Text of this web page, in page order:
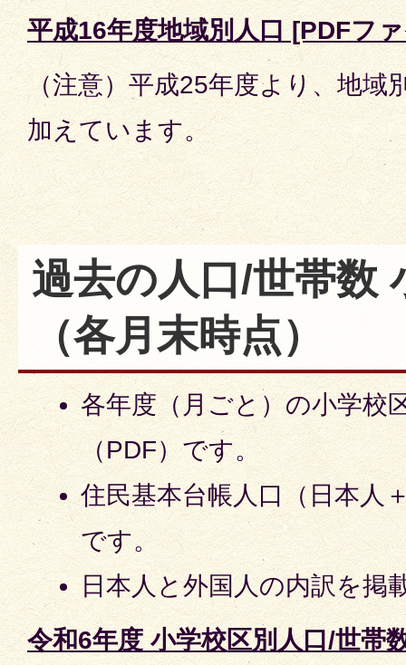
平成16年度地域別人口 [PDFフ
（注意）平成25年度より、地域
加えています。
過去の人口/世帯数
（各月末時点）
各年度（月ごと）の小学校
（PDF）です。
住民基本台帳人口（日本人
です。
日本人と外国人の内訳を掲
令和6年度 小学校区別人口/世帯